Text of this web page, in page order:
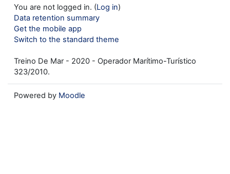
You are not logged in. (Log in)
Data retention summary
Get the mobile app
Switch to the standard theme
Treino De Mar - 2020 - Operador Marítimo-Turístico
323/2010.
Powered by Moodle